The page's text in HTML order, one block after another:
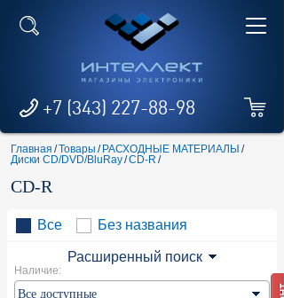
+7 (343) 227-88-98
Главная /Товары / РАСХОДНЫЕ МАТЕРИАЛЫ /
Диски CD/DVD/BluRay/CD-R /
CD-R
Все Без названия
Расширенный поиск
Наличие: